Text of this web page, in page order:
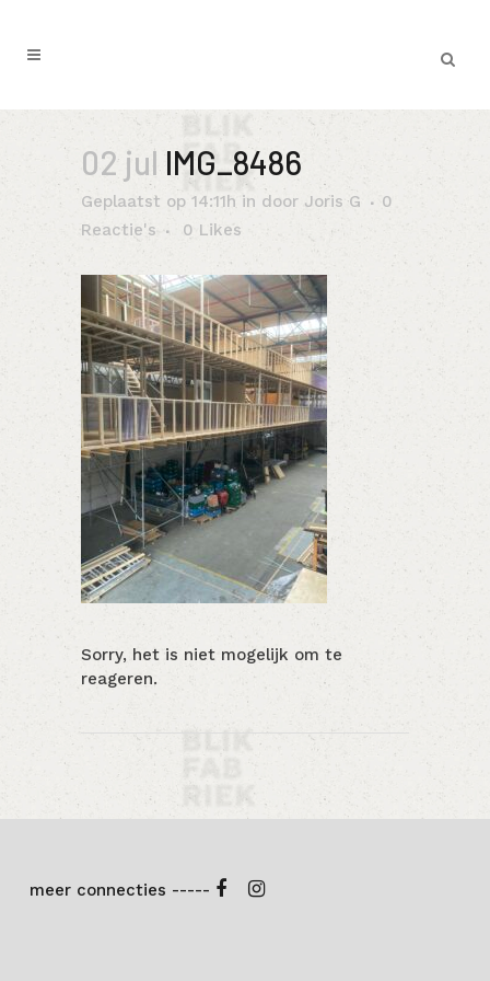
02 jul IMG_8486
Geplaatst op 14:11h in door Joris G
0
Reactie's
0 Likes
Sorry, het is niet mogelijk om te
reageren.
meer connecties -----